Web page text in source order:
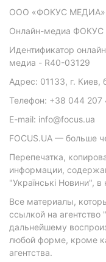
ООО «ФОКУС МЕДИА»
Онлайн-медиа ФОКУС
Идентификатор
медиа - R40-03129
Адрес: 01133, г. Киев,
Телефон: +38 044 207
E-mail: info@focus.ua
FOCUS.UA — больше
Перепечатка,
информации,
"Українські Новини",
Все материалы,
ссылкой на
дальнейшему
любой форме, кроме
агентства.